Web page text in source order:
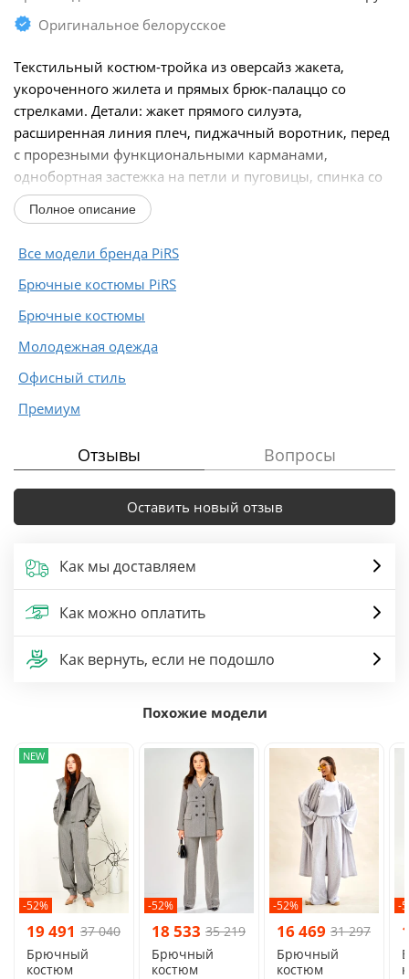
Оригинальное белорусское
Текстильный костюм-тройка из оверсайз жакета,
укороченного жилета и прямых брюк-палаццо со
стрелками. Детали: жакет прямого силуэта,
расширенная линия плеч, пиджачный воротник, перед
с прорезными функциональными карманами,
однобортная застежка на петли и пуговицы, спинка со
средним...
Полное описание
Все модели бренда PiRS
Брючные костюмы PiRS
Брючные костюмы
Молодежная одежда
Офисный стиль
Премиум
Отзывы Вопросы
Оставить новый отзыв
Как мы доставляем
Как можно оплатить
Как вернуть, если не подошло
Похожие модели
NEW
-52%
19 491 37 040
Брючный
костюм
-52%
18 533 35 219
Брючный
костюм
-52%
16 469 31 297
Брючный
костюм
-